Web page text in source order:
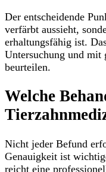
Der entscheidende
verfärbt aussieht,
erhaltungsfähig ist.
Untersuchung und mit
beurteilen.
Welche
Nicht jeder Befund
Genauigkeit ist
reicht eine